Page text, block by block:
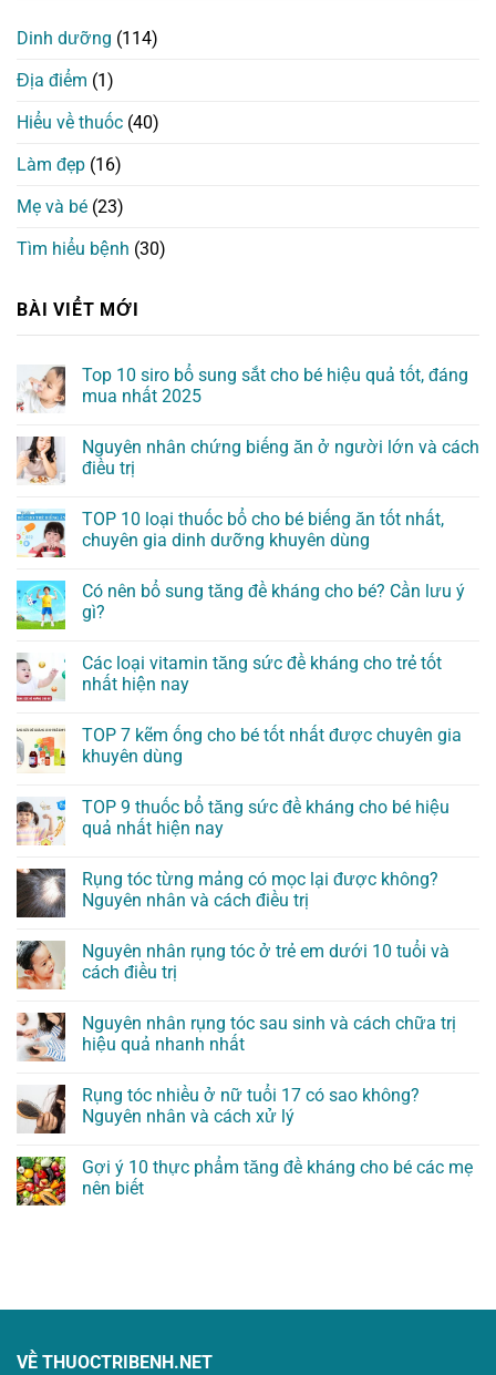
Dinh dưỡng (114)
Địa điểm (1)
Hiểu về thuốc (40)
Làm đẹp (16)
Mẹ và bé (23)
Tìm hiểu bệnh (30)
BÀI VIỂT MỚI
Top 10 siro bổ sung sắt cho bé hiệu quả tốt, đáng
mua nhất 2025
Nguyên nhân chứng biếng ăn ở người lớn và cách
điều trị
TOP 10 loại thuốc bổ cho bé biếng ăn tốt nhất,
chuyên gia dinh dưỡng khuyên dùng
Có nên bổ sung tăng đề kháng cho bé? Cần lưu ý
gì?
Các loại vitamin tăng sức đề kháng cho trẻ tốt
nhất hiện nay
TOP 7 kẽm ống cho bé tốt nhất được chuyên gia
khuyên dùng
TOP 9 thuốc bổ tăng sức đề kháng cho bé hiệu
quả nhất hiện nay
Rụng tóc từng mảng có mọc lại được không?
Nguyên nhân và cách điều trị
Nguyên nhân rụng tóc ở trẻ em dưới 10 tuổi và
cách điều trị
Nguyên nhân rụng tóc sau sinh và cách chữa trị
hiệu quả nhanh nhất
Rụng tóc nhiều ở nữ tuổi 17 có sao không?
Nguyên nhân và cách xử lý
Gợi ý 10 thực phẩm tăng đề kháng cho bé các mẹ
nên biết
VỀ THUOCTRIBENH.NET